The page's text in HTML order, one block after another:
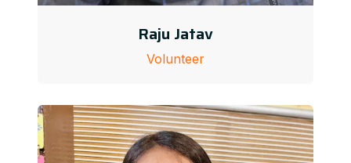
Raju Jatav
Volunteer